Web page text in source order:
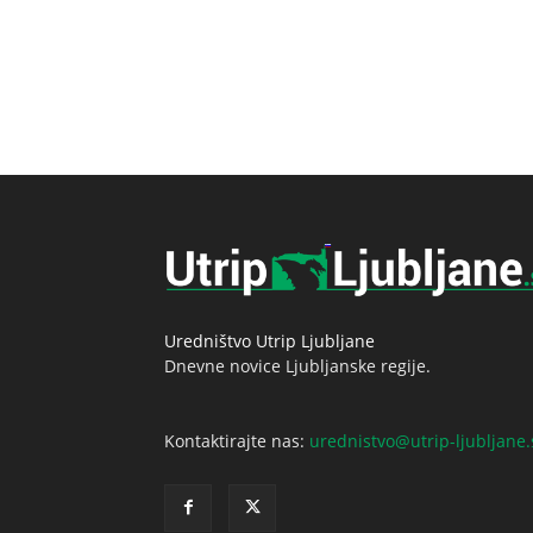
Uredništvo Utrip Ljubljane
Dnevne novice Ljubljanske regije.
Kontaktirajte nas: urednistvo@utrip-